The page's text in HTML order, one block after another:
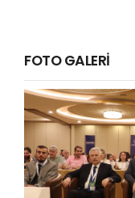
FOTO GALERİ